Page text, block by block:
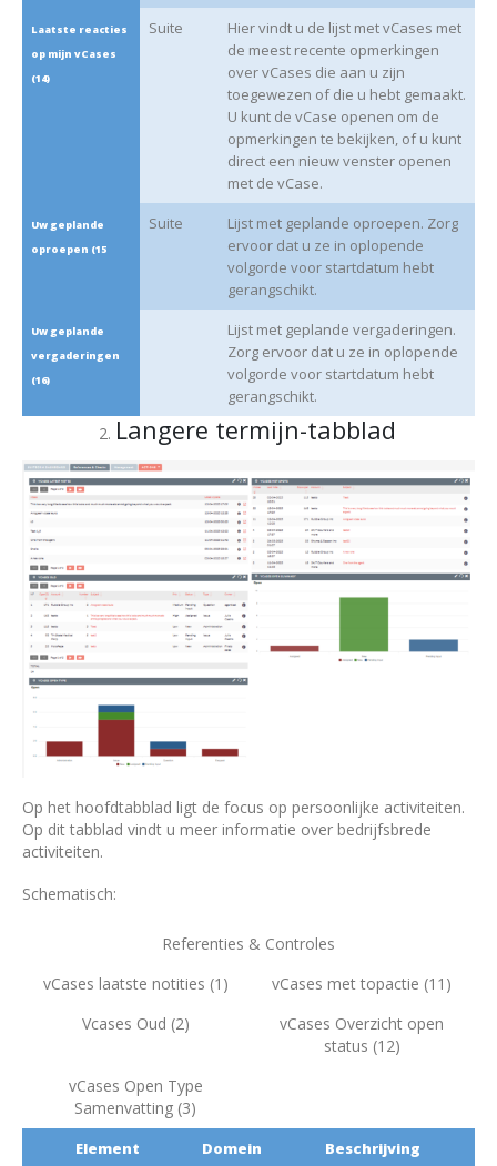
Laatste reacties
op mijn vCases
(14)
Suite
Hier vindt u de lijst met vCases met
de meest recente opmerkingen
over vCases die aan u zijn
toegewezen of die u hebt gemaakt.
U kunt de vCase openen om de
opmerkingen te bekijken, of u kunt
direct een nieuw venster openen
met de vCase.
Uw geplande
oproepen (15
Suite
Lijst met geplande oproepen. Zorg
ervoor dat u ze in oplopende
volgorde voor startdatum hebt
gerangschikt.
Uw geplande
vergaderingen
(16)
Lijst met geplande vergaderingen.
Zorg ervoor dat u ze in oplopende
volgorde voor startdatum hebt
gerangschikt.
Langere termijn-tabblad
Op het hoofdtabblad ligt de focus op persoonlijke activiteiten.
Op dit tabblad vindt u meer informatie over bedrijfsbrede
activiteiten.
Schematisch:
Referenties & Controles
vCases laatste notities (1)
vCases met topactie (11)
Vcases Oud (2)
vCases Overzicht open
status (12)
vCases Open Type
Samenvatting (3)
Element Domein Beschrijving